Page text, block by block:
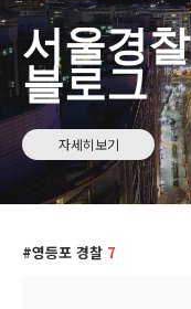
서울경찰
블로그
자세히보기
영등포 경찰 7